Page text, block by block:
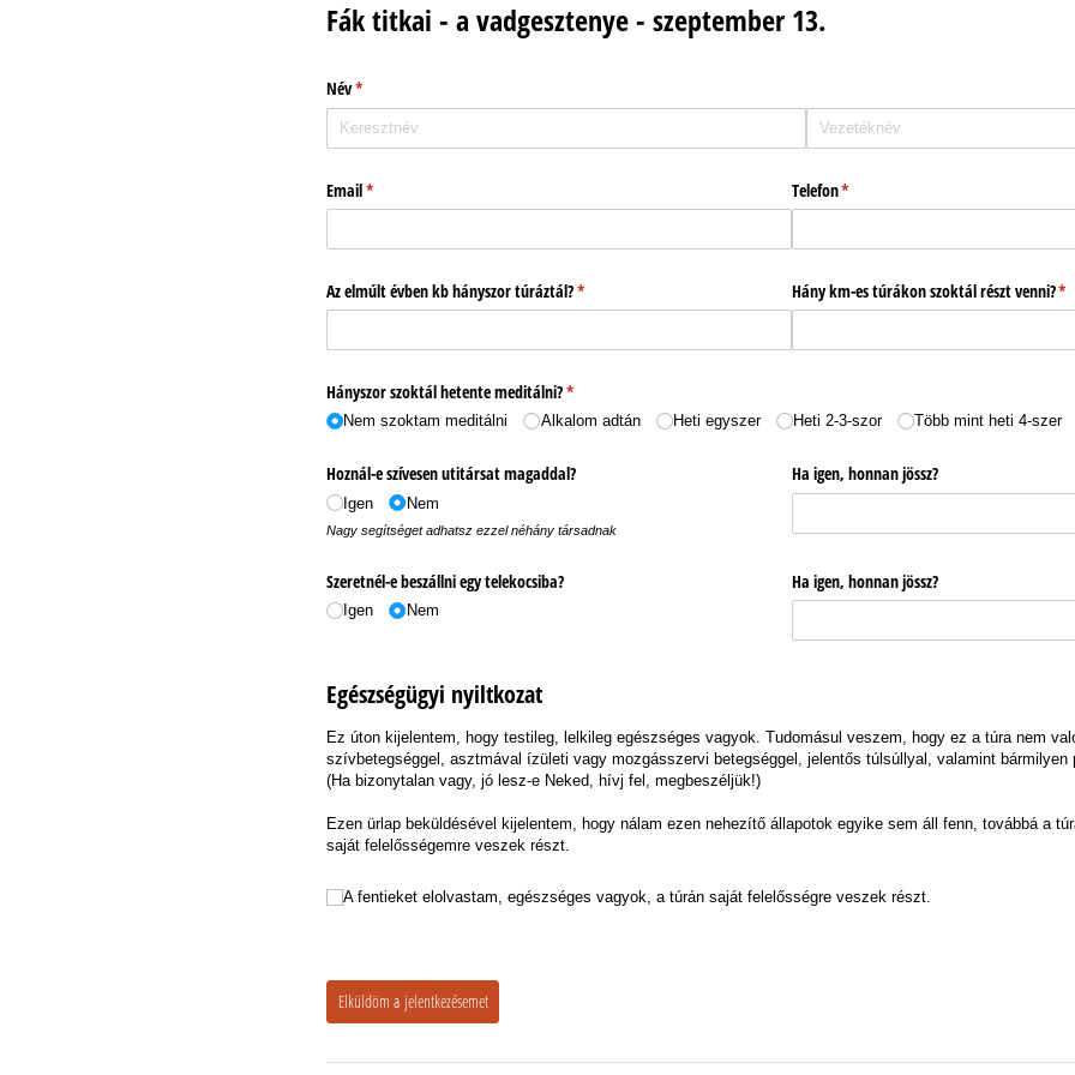
Fák titkai - a vadgesztenye - szeptember 13.
Név*
(megadása kötelező)
Email*
(megadása kötelező) Telefon*
(megadása kötelező)
Az elmúlt évben kb hányszor túráztál?*
(megadása kötelező) Hány km-es túrákon szoktál részt venni?*
Hányszor szoktál hetente meditálni?*
(megadása kötelező)
Nem szoktam meditálni Alkalom adtán Heti egyszer Heti 2-3-szor Több mint heti 4-szer
Hoznál-e szívesen utitársat magaddal?
Igen Nem
Nagy segítséget adhatsz ezzel néhány társadnak
Ha igen, honnan jössz?
Szeretnél-e beszállni egy telekocsiba?
Igen Nem
Ha igen, honnan jössz?
Egészségügyi nyiltkozat
Ez úton kijelentem, hogy testileg, lelkileg egészséges vagyok. Tudomásul veszem, hogy ez a túra nem
szívbetegséggel, asztmával ízületi vagy mozgásszervi betegséggel, jelentős túlsúllyal, valamint bármilyen
(Ha bizonytalan vagy, jó lesz-e Neked, hívj fel, megbeszéljük!)
Ezen ürlap beküldésével kijelentem, hogy nálam ezen nehezítő állapotok egyike sem áll fenn, továbbá a
saját felelősségemre veszek részt.
A fentieket elolvastam, egészséges vagyok, a túrán saját felelősségre veszek részt.
A fentieket elolvastam, egészséges vagyok, a túrán saját felelősségre veszek részt.
Elküldöm a jelentkezésemet